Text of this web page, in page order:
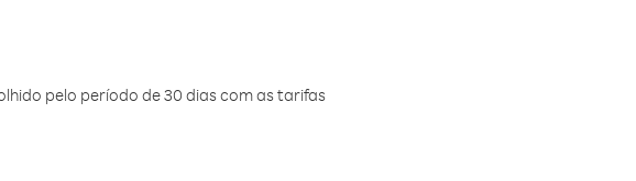
pelo período de 30 dias com as tarifas